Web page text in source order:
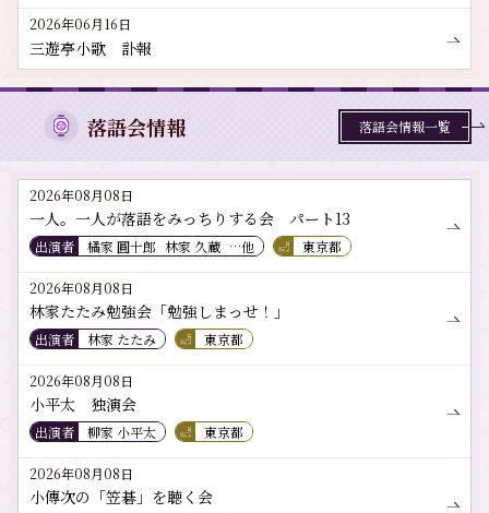
2026年06月16日
三遊亭小歌 訃報
落語会情報
2026年08月08日
一人。一人が落語をみっちりする会 パート13
出演者 橘家 圓十郎 林家 久蔵 …他 東京都
2026年08月08日
林家たたみ勉強会「勉強しまっせ！」
出演者 林家 たたみ 東京都
2026年08月08日
小平太 独演会
出演者 柳家 小平太 東京都
2026年08月08日
小傳次の「笠碁」を聴く会
落語会情報一覧